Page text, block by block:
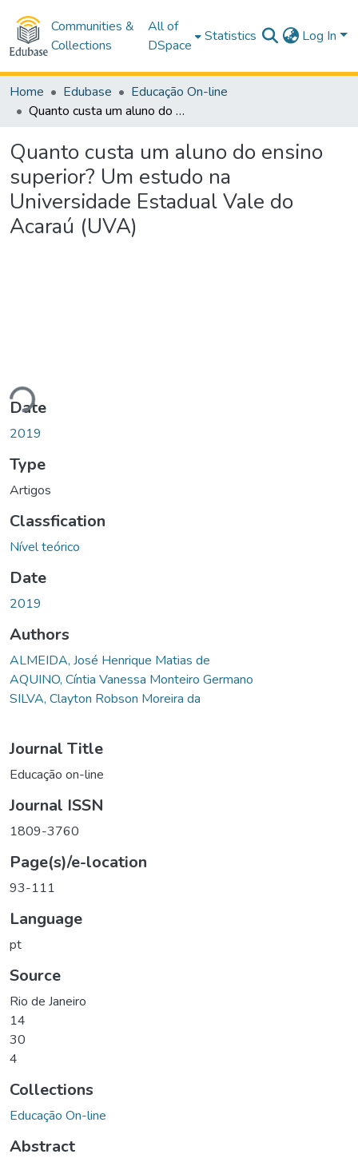
Communities &
Collections
All of
DSpace
Statistics Log In
Home Edubase
Educação On-line
Quanto custa um aluno do ensino superior? Um estudo na Universidade Estadual Vale do Acaraú (UVA)
Quanto custa um aluno do ensino
superior? Um estudo na
Universidade Estadual Vale do
Acaraú (UVA)
Date
2019
Type
Artigos
Classfication
Nível teórico
Date
2019
Authors
ALMEIDA, José Henrique Matias de
AQUINO, Cíntia Vanessa Monteiro Germano
SILVA, Clayton Robson Moreira da
Journal Title
Educação on-line
Journal ISSN
1809-3760
Page(s)/e-location
93-111
Language
pt
Source
Rio de Janeiro
14
30
4
Collections
Educação On-line
Abstract